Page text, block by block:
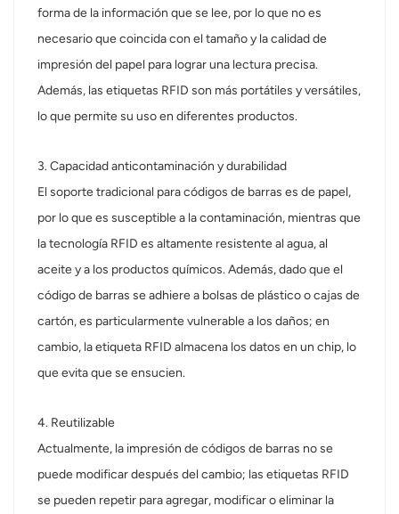
forma de la información que se lee, por lo que no es
necesario que coincida con el tamaño y la calidad de
impresión del papel para lograr una lectura precisa.
Además, las etiquetas RFID son más portátiles y versátiles,
lo que permite su uso en diferentes productos.
3. Capacidad anticontaminación y durabilidad
El soporte tradicional para códigos de barras es de papel,
por lo que es susceptible a la contaminación, mientras que
la tecnología RFID es altamente resistente al agua, al
aceite y a los productos químicos. Además, dado que el
código de barras se adhiere a bolsas de plástico o cajas de
cartón, es particularmente vulnerable a los daños; en
cambio, la etiqueta RFID almacena los datos en un chip, lo
que evita que se ensucien.
4. Reutilizable
Actualmente, la impresión de códigos de barras no se
puede modificar después del cambio; las etiquetas RFID
se pueden repetir para agregar, modificar o eliminar la